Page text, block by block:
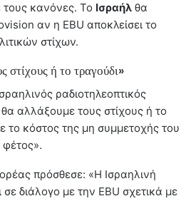
κανόνες. Το Ισραήλ θα
αν η EBU αποκλείσει το
στίχων.
στίχους ή το τραγούδι»
ραδιοτηλεοπτικός
αλλάξουμε τους στίχους ή το
το κόστος της μη συμμετοχής του
πρόσθεσε: «Η Ισραηλινή
διάλογο με την EBU σχετικά με